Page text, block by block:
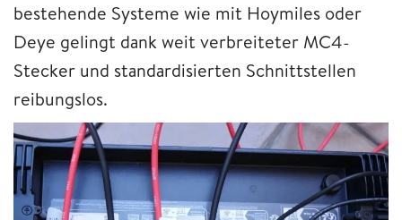
bestehende Systeme wie mit Hoymiles oder
Deye gelingt dank weit verbreiteter MC4-
Stecker und standardisierten Schnittstellen
reibungslos.